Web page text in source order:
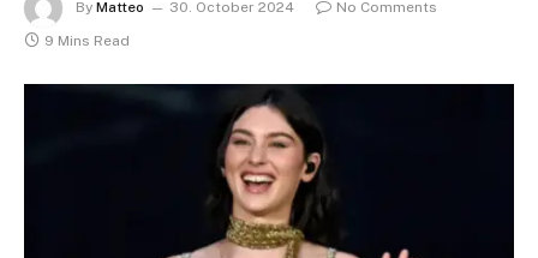
By Matteo 30. October 2024
No Comments
9 Mins Read